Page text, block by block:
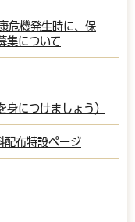
危機発生時に、保
集について
につけましょう）
配布特設ページ